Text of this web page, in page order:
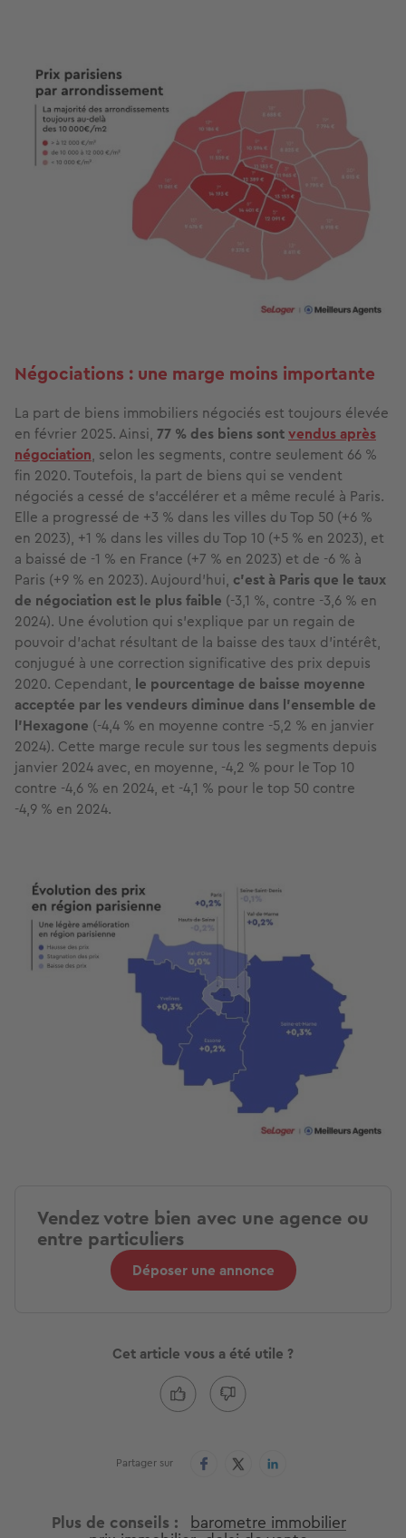
Négociations : une marge moins importante
La part de biens immobiliers négociés est toujours élevée
en février 2025. Ainsi, 77 % des biens sontvendus après
négociation, selon les segments, contre seulement 66 %
fin 2020. Toutefois, la part de biens qui se vendent
négociés a cessé de s'accélérer et a même reculé à Paris.
Elle a progressé de +3 % dans les villes du Top 50 (+6 %
en 2023), +1 % dans les villes du Top 10 (+5 % en 2023), et
a baissé de -1 % en France (+7 % en 2023) et de -6 % à
Paris (+9 % en 2023). Aujourd’hui, c’est à Paris que le taux
de négociation est le plus faible (-3,1 %, contre -3,6 % en
2024). Une évolution qui s’explique par un regain de
pouvoir d’achat résultant de la baisse des taux d’intérêt,
conjugué à une correction significative des prix depuis
2020. Cependant, le pourcentage de baisse moyenne
acceptée par les vendeurs diminue dans l’ensemble de
l’Hexagone (-4,4 % en moyenne contre -5,2 % en janvier
2024). Cette marge recule sur tous les segments depuis
janvier 2024 avec, en moyenne, -4,2 % pour le Top 10
contre -4,6 % en 2024, et -4,1 % pour le top 50 contre
-4,9 % en 2024.
Vendez votre bien avec une agence ou
entre particuliers
Déposer une annonce
Cet article vous a été utile ?
Partager sur
Plus de conseils barometre immobilier